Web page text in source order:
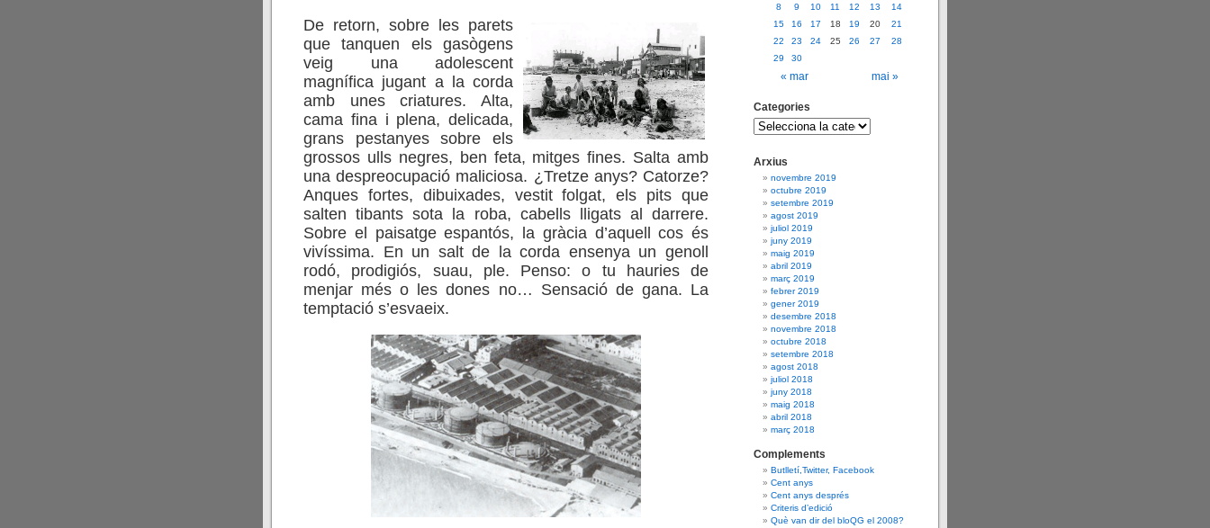
De retorn, sobre les parets
que tanquen els gasògens
veig una adolescent
magnífica jugant a la corda
amb unes criatures. Alta,
cama fina i plena, delicada,
grans pestanyes sobre els
grossos ulls negres, ben feta, mitges fines. Salta amb
una despreocupació maliciosa. ¿Tretze anys? Catorze?
Anques fortes, dibuixades, vestit folgat, els pits que
salten tibants sota la roba, cabells lligats al darrere.
Sobre el paisatge espantós, la gràcia d’aquell cos és
vivíssima. En un salt de la corda ensenya un genoll
rodó, prodigiós, suau, ple. Penso: o tu hauries de
menjar més o les dones no… Sensació de gana. La
temptació s’esvaeix.
« mar mai »
8
9 10 11 12 13
14
15
16 17 18 19 20
21
22
23 24 25 26 27
28
29
30
Categories
Arxius
novembre 2019
octubre 2019
setembre 2019
agost 2019
juliol 2019
juny 2019
maig 2019
abril 2019
març 2019
febrer 2019
gener 2019
desembre 2018
novembre 2018
octubre 2018
setembre 2018
agost 2018
juliol 2018
juny 2018
maig 2018
abril 2018
març 2018
Complements
Butlletí,Twitter, Facebook
Cent anys
Cent anys després
Criteris d’edició
Què van dir del bloQG el 2008?